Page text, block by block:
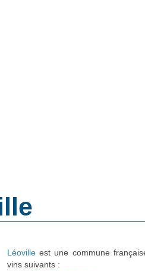
Léoville est une commune
vins suivants :